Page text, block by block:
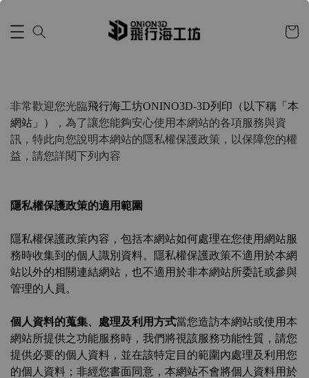
非常歡迎您光臨飛行海工坊ONINO3D-3D列印（以下稱「本
網站」）
，為了讓您能夠安心使用本網站的各項服務與資
訊，特此向您說明本網站的隱私權保護政策，以保障您的權
益，請您詳閱下列內容
隱私權保護政策的適用範圍
隱私權保護政策內容，包括本網站如何處理在您使用網站服
務時收集到的個人識別資料。隱私權保護政策不適用於本網
站以外的相關連結網站，也不適用於非本網站所委託或參與
管理的人員。
個人資料的蒐集、處理及利用方式當您造訪本網站或使用本
網站所提供之功能服務時，我們將視該服務功能性質，請您
提供必要的個人資料，並在該特定目的範圍內處理及利用您
的個人資料；非經您書面同意，本網站不會將個人資料用於